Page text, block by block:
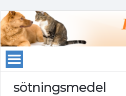
sötningsmedel